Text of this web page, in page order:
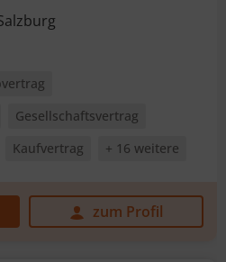
Gesellschaftsvertrag
Kaufvertrag + 16 weitere
zum Profil